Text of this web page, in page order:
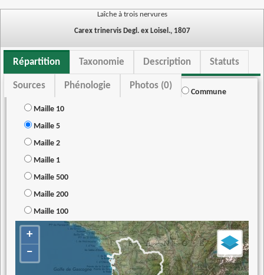
Laîche à trois nervures
Carex trinervis Degl. ex Loisel., 1807
Répartition Taxonomie Description Statuts
Sources Phénologie Photos (0)
Commune
Maille 10
Maille 5
Maille 2
Maille 1
Maille 500
Maille 200
Maille 100
+
−